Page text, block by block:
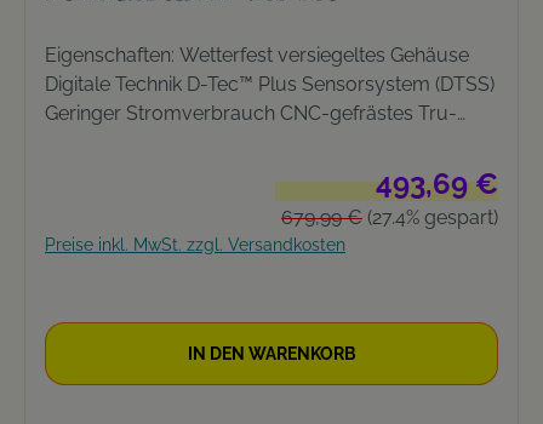
Eigenschaften: Wetterfest versiegeltes Gehäuse
Digitale Technik D-Tec™ Plus Sensorsystem (DTSS)
Geringer Stromverbrauch CNC-gefrästes Tru-
(Rot, Grün, Blau, Orange, Lila & Weiß) An/Aus-
Schalter mit zwei Funktionsmodi (Tag- und
Nachtmodus) Im Nachtmodus leuchten beide
LEDs dezent in der gewünschten Nachtlichtfarbe
3/8” Edelstahlgewinde Gummieinlagen schützen
den Rutenblank Ergonomische, gestufte
Tonhöhenverstellung (8 Tonhöhen auswählbar:
Verkaufspreis:493,69 €
Regulärer Preis:
679,99 € (27.4% gespart)
Preise inkl. MwSt. zzgl. Versandkosten
IN DEN WARENKORB